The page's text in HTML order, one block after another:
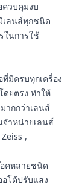
วบคุมงบ
เลนส์ทุกชนิด
ในการใช้
มีครบทุกเครื่อง
ดยตรง ทำให้
ากกว่าเลนส์
จำหน่ายเลนส์
,
อคหลายชนิด
โต้ปรับแสง